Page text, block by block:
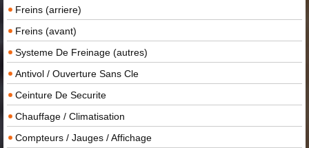
Freins (arriere)
Freins (avant)
Systeme De Freinage (autres)
Antivol / Ouverture Sans Cle
Ceinture De Securite
Chauffage / Climatisation
Compteurs / Jauges / Affichage